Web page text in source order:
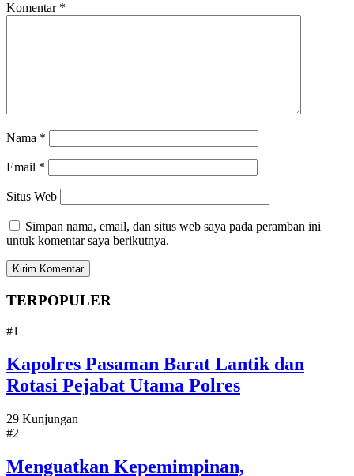
Komentar *
Nama *
Email *
Situs Web
Simpan nama, email, dan situs web saya pada peramban ini
untuk komentar saya berikutnya.
TERPOPULER
#1
Kapolres Pasaman Barat Lantik dan
Rotasi Pejabat Utama Polres
29 Kunjungan
#2
Menguatkan Kepemimpinan,